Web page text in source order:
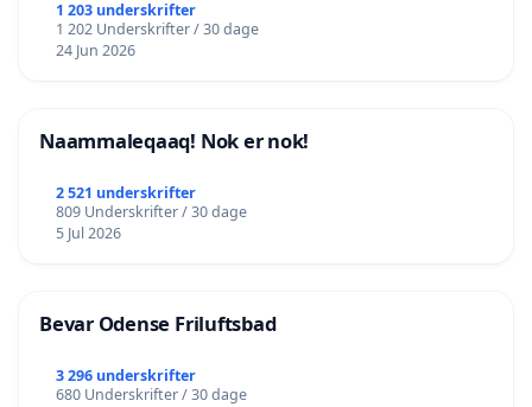
lokalområde i balance
1 203 underskrifter
1 202 Underskrifter / 30 dage
24 Jun 2026
Naammaleqaaq! Nok er nok!
2 521 underskrifter
809 Underskrifter / 30 dage
5 Jul 2026
Bevar Odense Friluftsbad
3 296 underskrifter
680 Underskrifter / 30 dage